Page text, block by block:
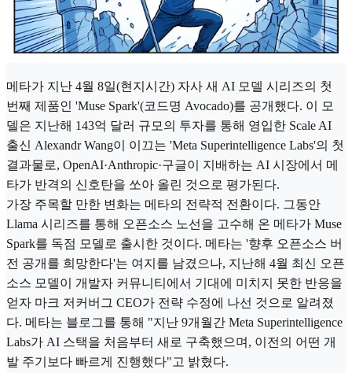
메타가 지난 4월 8일(현지시간) 자사 새 AI 모델 시리즈의 첫
번째 제품인 'Muse Spark'(코드명 Avocado)를 공개했다. 이 모
델은 지난해 143억 달러 규모의 투자를 통해 영입한 Scale AI
출신 Alexandr Wang이 이끄는 'Meta Superintelligence Labs'의 첫
결과물로, OpenAI·Anthropic·구글이 지배하는 AI 시장에서 메
타가 반격의 신호탄을 쏘아 올린 것으로 평가된다.
가장 주목할 만한 변화는 메타의 전략적 전환이다. 그동안
Llama 시리즈를 통해 오픈소스 노선을 고수해 온 메타가 Muse
Spark를 독점 모델로 출시한 것이다. 메타는 '향후 오픈소스 버
전 공개를 희망한다'는 여지를 남겼으나, 지난해 4월 최신 오픈
소스 모델이 개발자 커뮤니티에서 기대에 미치지 못한 반응을
얻자 마크 저커버그 CEO가 전략 수정에 나선 것으로 알려졌
다. 메타는 블로그를 통해 "지난 9개월간 Meta Superintelligence
Labs가 AI 스택을 처음부터 새로 구축했으며, 이전의 어떤 개
발 주기보다 빠르게 진행했다"고 밝혔다.